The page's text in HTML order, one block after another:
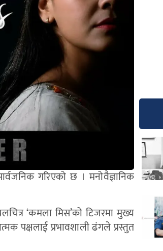
गरिएको छ । मनोवैज्ञानिक
‘कमला मिस’को टिजरमा मुख्य
पक्षलाई प्रभावशाली ढंगले प्रस्तुत